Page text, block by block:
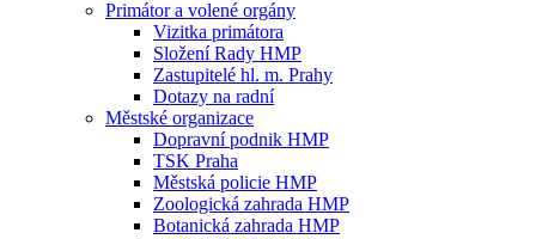
Primátor a volené orgány
Vizitka primátora
Složení Rady HMP
Zastupitelé hl. m. Prahy
Dotazy na radní
Městské organizace
Dopravní podnik HMP
TSK Praha
Městská policie HMP
Zoologická zahrada HMP
Botanická zahrada HMP